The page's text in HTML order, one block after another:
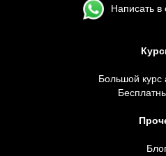
Большой курс
Написать в